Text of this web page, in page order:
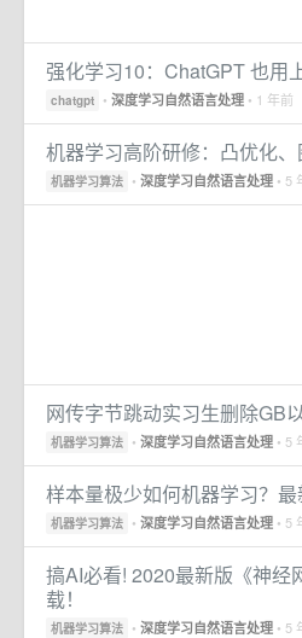
强化学习10：ChatGPT 也用
chatgpt • 深度学习自然语言处理 • 1 年前
机器学习高阶研修：凸优化
机器学习算法 • 深度学习自然语言处理 • 5
网传字节跳动实习生删除GB
机器学习算法 • 深度学习自然语言处理 • 5
样本量极少如何机器学习？
机器学习算法 • 深度学习自然语言处理 • 5
搞AI必看! 2020最新版《神
载！
机器学习算法 • 深度学习自然语言处理 • 5